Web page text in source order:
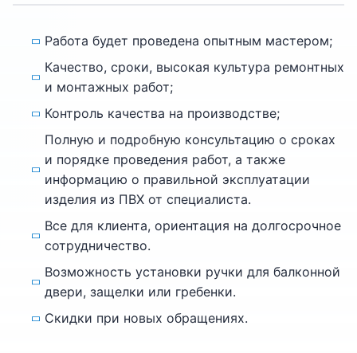
Работа будет проведена опытным мастером;
Качество, сроки, высокая культура ремонтных
и монтажных работ;
Контроль качества на производстве;
Полную и подробную консультацию о сроках
и порядке проведения работ, а также
информацию о правильной эксплуатации
изделия из ПВХ от специалиста.
Все для клиента, ориентация на долгосрочное
сотрудничество.
Возможность установки ручки для балконной
двери, защелки или гребенки.
Скидки при новых обращениях.